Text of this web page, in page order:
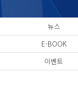
뉴스
E-BOOK
이벤트